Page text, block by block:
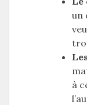
un
à